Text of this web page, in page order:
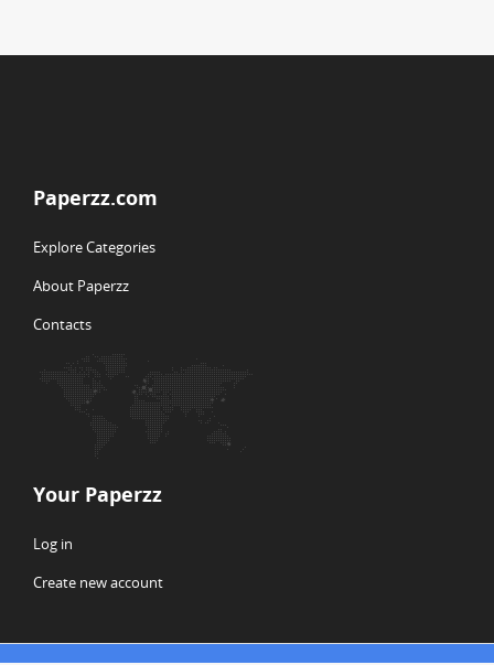
Paperzz.com
Explore Categories
About Paperzz
Contacts
Your Paperzz
Log in
Create new account